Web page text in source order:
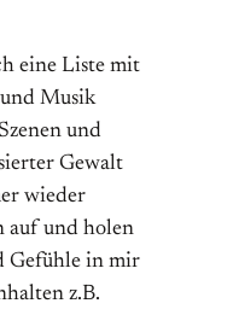
eine Liste mit
Musik
und
Gewalt
wieder
auf und holen
Gefühle in mir
z.B.